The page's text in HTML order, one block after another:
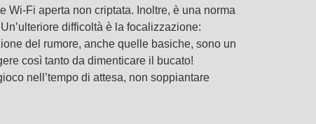
Fi aperta non criptata. Inoltre, è una norma
difficoltà è la focalizzazione:
del rumore, anche quelle basiche, sono un
così tanto da dimenticare il bucato!
nell’tempo di attesa, non soppiantare